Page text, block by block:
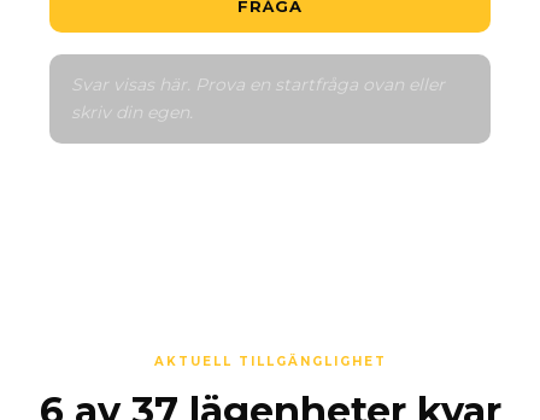
FRÅGA
Svar visas här. Prova en startfråga ovan eller
skriv din egen.
AKTUELL TILLGÄNGLIGHET